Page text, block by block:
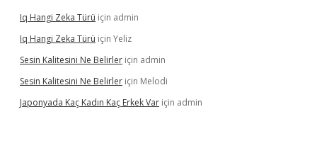
Iq Hangi Zeka Türü için admin
Iq Hangi Zeka Türü için Yeliz
Sesin Kalitesini Ne Belirler için admin
Sesin Kalitesini Ne Belirler için Melodi
Japonyada Kaç Kadın Kaç Erkek Var için admin